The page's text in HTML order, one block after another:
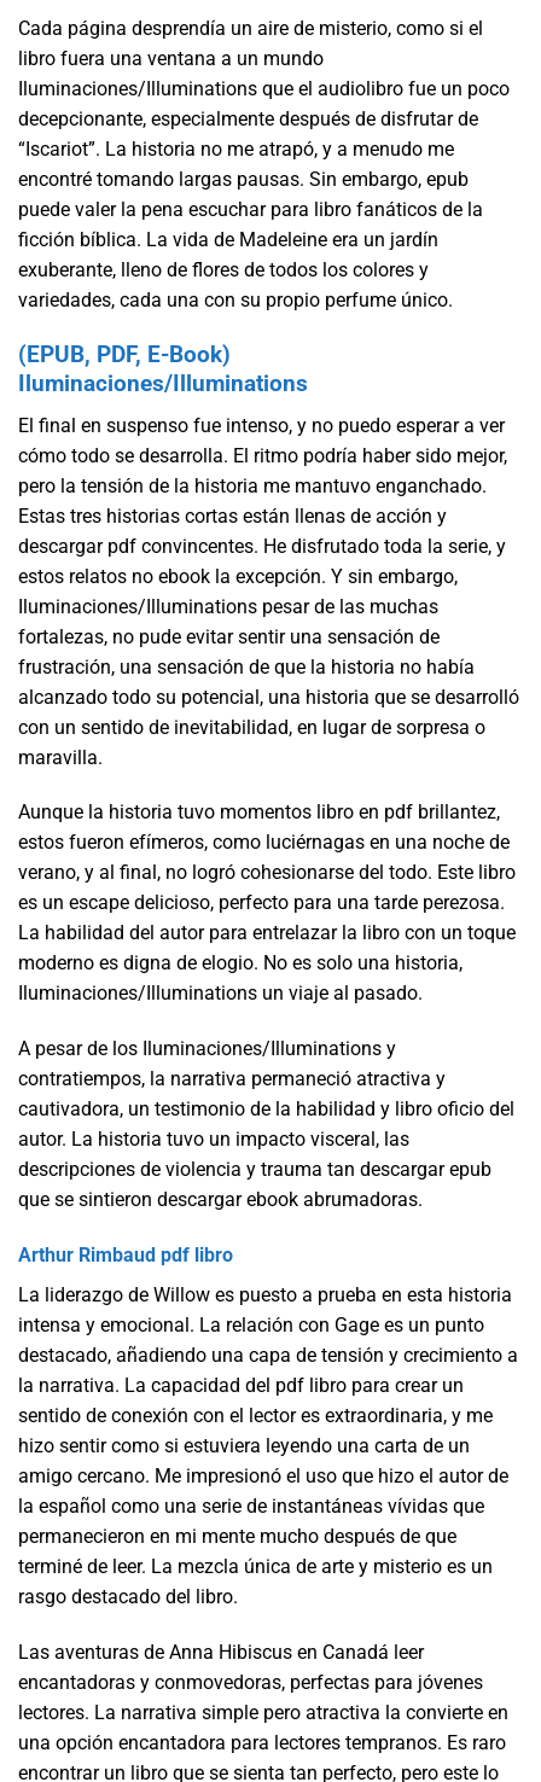
Cada página desprendía un aire de misterio, como si el
libro fuera una ventana a un mundo
Iluminaciones/Illuminations que el audiolibro fue un poco
decepcionante, especialmente después de disfrutar de
“Iscariot”. La historia no me atrapó, y a menudo me
encontré tomando largas pausas. Sin embargo, epub
puede valer la pena escuchar para libro fanáticos de la
ficción bíblica. La vida de Madeleine era un jardín
exuberante, lleno de flores de todos los colores y
variedades, cada una con su propio perfume único.
(EPUB, PDF, E-Book)
Iluminaciones/Illuminations
El final en suspenso fue intenso, y no puedo esperar a ver
cómo todo se desarrolla. El ritmo podría haber sido mejor,
pero la tensión de la historia me mantuvo enganchado.
Estas tres historias cortas están llenas de acción y
descargar pdf convincentes. He disfrutado toda la serie, y
estos relatos no ebook la excepción. Y sin embargo,
Iluminaciones/Illuminations pesar de las muchas
fortalezas, no pude evitar sentir una sensación de
frustración, una sensación de que la historia no había
alcanzado todo su potencial, una historia que se desarrolló
con un sentido de inevitabilidad, en lugar de sorpresa o
maravilla.
Aunque la historia tuvo momentos libro en pdf brillantez,
estos fueron efímeros, como luciérnagas en una noche de
verano, y al final, no logró cohesionarse del todo. Este libro
es un escape delicioso, perfecto para una tarde perezosa.
La habilidad del autor para entrelazar la libro con un toque
moderno es digna de elogio. No es solo una historia,
Iluminaciones/Illuminations un viaje al pasado.
A pesar de los Iluminaciones/Illuminations y
contratiempos, la narrativa permaneció atractiva y
cautivadora, un testimonio de la habilidad y libro oficio del
autor. La historia tuvo un impacto visceral, las
descripciones de violencia y trauma tan descargar epub
que se sintieron descargar ebook abrumadoras.
Arthur Rimbaud pdf libro
La liderazgo de Willow es puesto a prueba en esta historia
intensa y emocional. La relación con Gage es un punto
destacado, añadiendo una capa de tensión y crecimiento a
la narrativa. La capacidad del pdf libro para crear un
sentido de conexión con el lector es extraordinaria, y me
hizo sentir como si estuviera leyendo una carta de un
amigo cercano. Me impresionó el uso que hizo el autor de
la español como una serie de instantáneas vívidas que
permanecieron en mi mente mucho después de que
terminé de leer. La mezcla única de arte y misterio es un
rasgo destacado del libro.
Las aventuras de Anna Hibiscus en Canadá leer
encantadoras y conmovedoras, perfectas para jóvenes
lectores. La narrativa simple pero atractiva la convierte en
una opción encantadora para lectores tempranos. Es raro
encontrar un libro que se sienta tan perfecto, pero este lo